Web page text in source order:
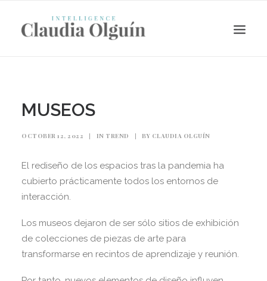
Search
MUSEOS
OCTOBER 12, 2022 | IN TREND | BY CLAUDIA OLGUÍN
El rediseño de los espacios tras la pandemia ha
cubierto prácticamente todos los entornos de
interacción.
Los museos dejaron de ser sólo sitios de exhibición
de colecciones de piezas de arte para
transformarse en recintos de aprendizaje y reunión.